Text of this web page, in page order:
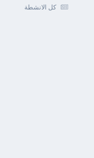
كل الانشطة